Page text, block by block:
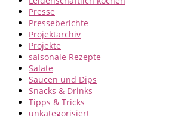
Presse
Presseberichte
Projektarchiv
Projekte
saisonale Rezepte
Salate
Saucen und Dips
Snacks & Drinks
Tipps & Tricks
unkategorisiert